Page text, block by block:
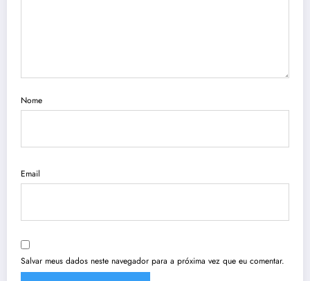
Nome
Email
Salvar meus dados neste navegador para a próxima vez que eu comentar.